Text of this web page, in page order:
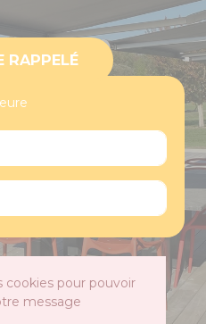
RAPPELÉ
cookies pour pouvoir
message